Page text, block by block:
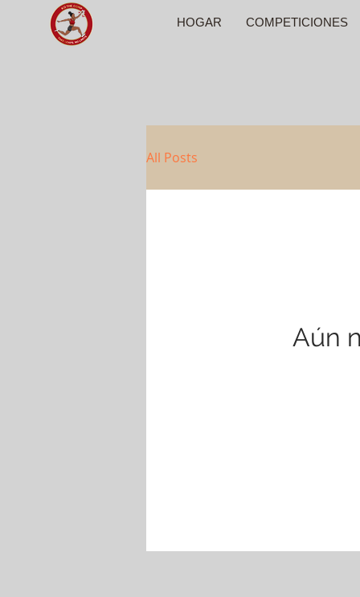
All Posts
Aún
HOGAR COMPETICIONES